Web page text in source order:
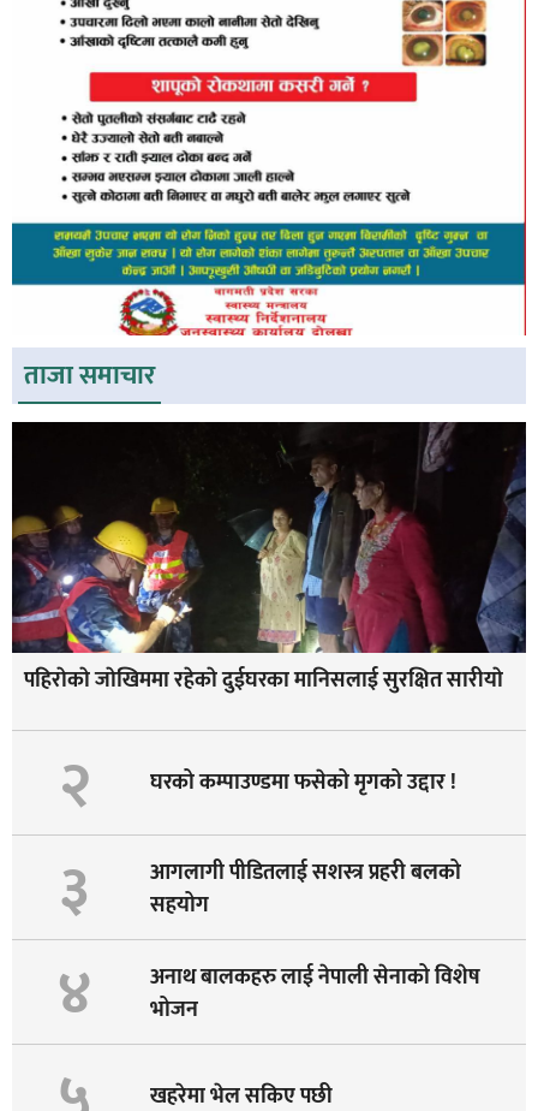
ताजा समाचार
पहिराेकाे जाेखिममा रहेकाे दुईघरका मानिसलाई सुरक्षित सारीयाे
२ घरको कम्पाउण्डमा फसेको मृगको उद्दार !
३
आगलागी पीडितलाई सशस्त्र प्रहरी बलको
सहयोग
४
अनाथ बालकहरु लाई नेपाली सेनाको विशेष
भोजन
खहरेमा भेल सकिए पछी